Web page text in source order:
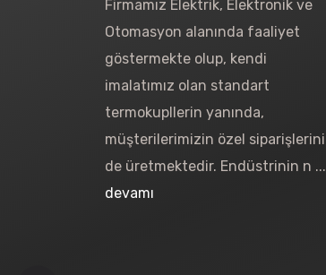
Firmamız Elektrik, Elektronik ve
Otomasyon alanında faaliyet
göstermekte olup, kendi
imalatımız olan standart
termokupllerin yanında,
müşterilerimizin özel siparişlerini
de üretmektedir. Endüstrinin n ...
devamı